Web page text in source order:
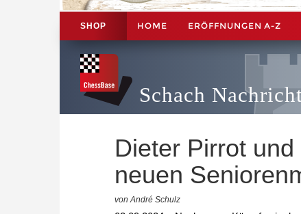
SHOP HOME ERÖFFNUNGEN A-Z
Schach
Dieter Pirrot
neuen
von André Schulz